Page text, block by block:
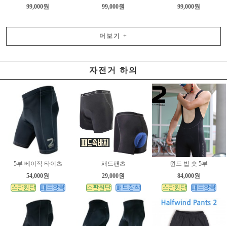
99,000원
99,000원
99,000원
더보기 +
자전거 하의
5부 베이직 타이츠
54,000원
패드팬츠
29,000원
윈드 빕 숏 5부
84,000원